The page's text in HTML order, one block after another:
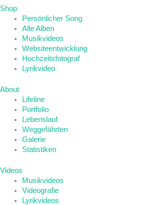
Shop
Persönlicher Song
Alle Alben
Musikvideos
Websiteentwicklung
Hochzeitsfotograf
Lyrikvideo
About
Lifeline
Portfolio
Lebenslauf
Weggefährten
Galerie
Statistiken
Videos
Musikvideos
Videografie
Lyrikvideos